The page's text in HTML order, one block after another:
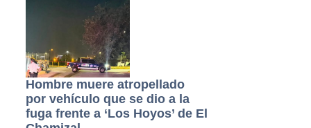
Hombre muere atropellado
por vehículo que se dio a la
fuga frente a ‘Los Hoyos’ de El